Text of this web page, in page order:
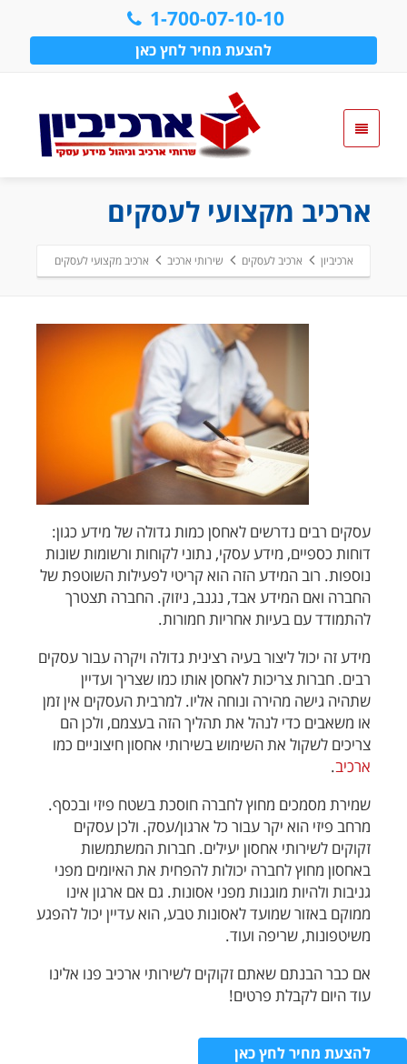
1-700-07-10-10
להצעת מחיר לחץ כאן
ארכיב מקצועי לעסקים
ארכיביון ארכיב לעסקים שירותי ארכיב ארכיב מקצועי לעסקים
עסקים רבים נדרשים לאחסן כמות גדולה של מידע כגון:
דוחות כספיים, מידע עסקי, נתוני לקוחות ורשומות שונות
נוספות. רוב המידע הזה הוא קריטי לפעילות השוטפת של
החברה ואם המידע אבד, נגנב, ניזוק. החברה תצטרך
להתמודד עם בעיות אחריות חמורות.
מידע זה יכול ליצור בעיה רצינית גדולה ויקרה עבור עסקים
רבים. חברות צריכות לאחסן אותו כמו שצריך ועדיין
שתהיה גישה מהירה ונוחה אליו. למרבית העסקים אין זמן
או משאבים כדי לנהל את תהליך הזה בעצמם, ולכן הם
צריכים לשקול את השימוש בשירותי אחסון חיצוניים כמו
ארכיב.
שמירת מסמכים מחוץ לחברה חוסכת בשטח פיזי ובכסף.
מרחב פיזי הוא יקר עבור כל ארגון/עסק. ולכן עסקים
זקוקים לשירותי אחסון יעילים. חברות המשתמשות
באחסון מחוץ לחברה יכולות להפחית את האיומים מפני
גניבות ולהיות מוגנות מפני אסונות. גם אם ארגון אינו
ממוקם באזור שמועד לאסונות טבע, הוא עדיין יכול להפגע
משיטפונות, שריפה ועוד.
אם כבר הבנתם שאתם זקוקים לשירותי ארכיב פנו אלינו
עוד היום לקבלת פרטים!
להצעת מחיר לחץ כאן